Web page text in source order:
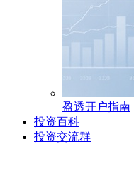
盈透开户指南
投资百科
投资交流群